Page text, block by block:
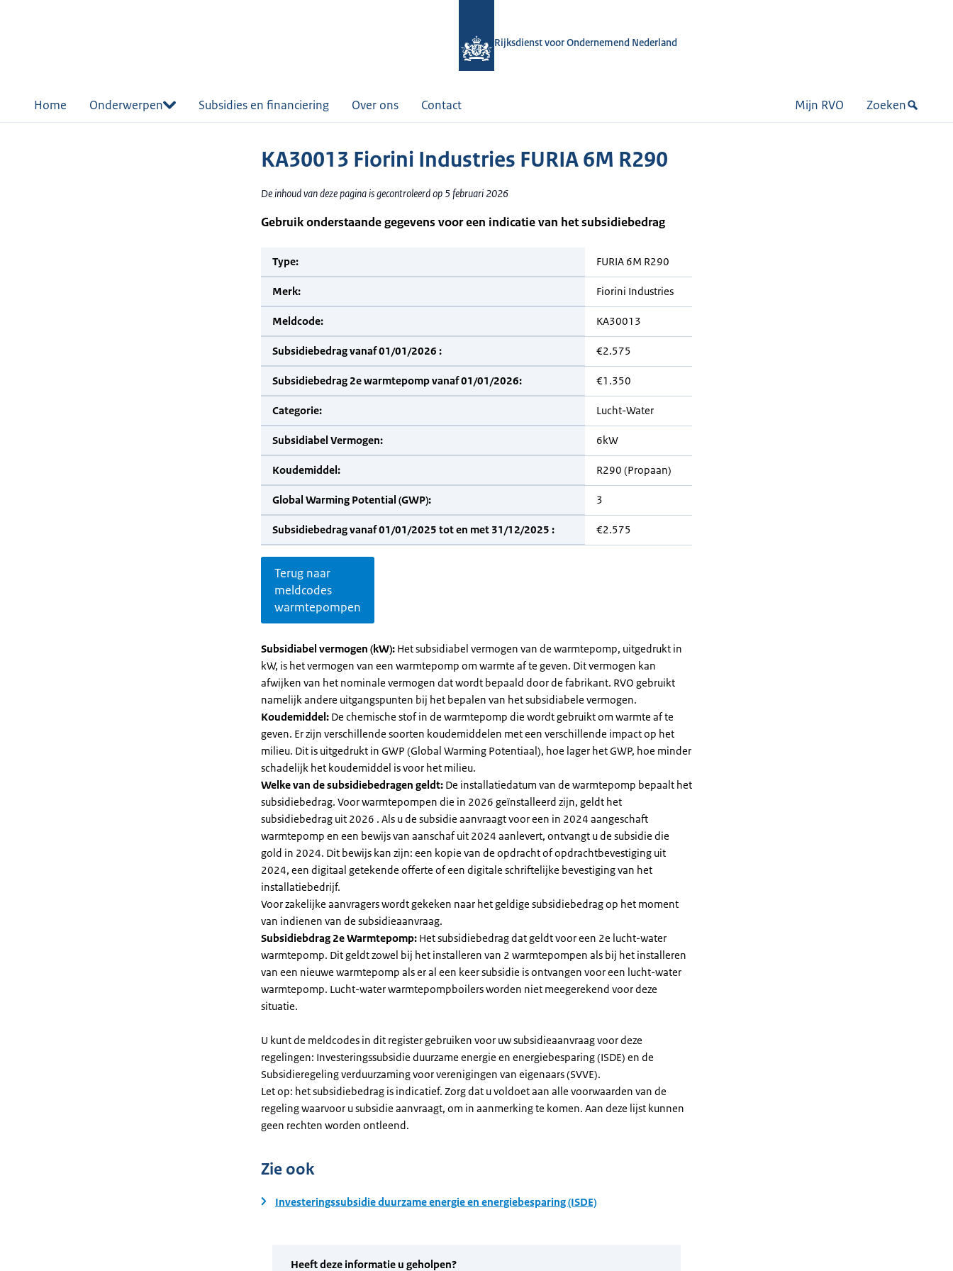
Rijksdienst voor Ondernemend Nederland
Home Onderwerpen Subsidies en financiering Over ons Contact Mijn RVO Zoeken
KA30013 Fiorini Industries FURIA 6M R290
De inhoud van deze pagina is gecontroleerd op 5 februari 2026
Gebruik onderstaande gegevens voor een indicatie van het subsidiebedrag
Type: FURIA 6M R290
Merk: Fiorini Industries
Meldcode: KA30013
Subsidiebedrag vanaf 01/01/2026 : €2.575
Subsidiebedrag 2e warmtepomp vanaf 01/01/2026: €1.350
Categorie: Lucht-Water
Subsidiabel Vermogen: 6kW
Koudemiddel: R290 (Propaan)
Global Warming Potential (GWP): 3
Subsidiebedrag vanaf 01/01/2025 tot en met 31/12/2025 : €2.575
Terug naar
meldcodes
warmtepompen
Subsidiabel vermogen (kW): Het subsidiabel vermogen van de warmtepomp, uitgedrukt in
kW, is het vermogen van een warmtepomp om warmte af te geven. Dit vermogen kan
afwijken van het nominale vermogen dat wordt bepaald door de fabrikant. RVO gebruikt
namelijk andere uitgangspunten bij het bepalen van het subsidiabele vermogen.
Koudemiddel: De chemische stof in de warmtepomp die wordt gebruikt om warmte af te
geven. Er zijn verschillende soorten koudemiddelen met een verschillende impact op het
milieu. Dit is uitgedrukt in GWP (Global Warming Potentiaal), hoe lager het GWP, hoe minder
schadelijk het koudemiddel is voor het milieu.
Welke van de subsidiebedragen geldt: De installatiedatum van de warmtepomp bepaalt het
subsidiebedrag. Voor warmtepompen die in 2026 geïnstalleerd zijn, geldt het
subsidiebedrag uit 2026 . Als u de subsidie aanvraagt voor een in 2024 aangeschaft
warmtepomp en een bewijs van aanschaf uit 2024 aanlevert, ontvangt u de subsidie die
gold in 2024. Dit bewijs kan zijn: een kopie van de opdracht of opdrachtbevestiging uit
2024, een digitaal getekende offerte of een digitale schriftelijke bevestiging van het
installatiebedrijf.
Voor zakelijke aanvragers wordt gekeken naar het geldige subsidiebedrag op het moment
van indienen van de subsidieaanvraag.
Subsidiebdrag 2e Warmtepomp: Het subsidiebedrag dat geldt voor een 2e lucht-water
warmtepomp. Dit geldt zowel bij het installeren van 2 warmtepompen als bij het installeren
van een nieuwe warmtepomp als er al een keer subsidie is ontvangen voor een lucht-water
warmtepomp. Lucht-water warmtepompboilers worden niet meegerekend voor deze
situatie.
U kunt de meldcodes in dit register gebruiken voor uw subsidieaanvraag voor deze
regelingen: Investeringssubsidie duurzame energie en energiebesparing (ISDE) en de
Subsidieregeling verduurzaming voor verenigingen van eigenaars (SVVE).
Let op: het subsidiebedrag is indicatief. Zorg dat u voldoet aan alle voorwaarden van de
regeling waarvoor u subsidie aanvraagt, om in aanmerking te komen. Aan deze lijst kunnen
geen rechten worden ontleend.
Zie ook
Investeringssubsidie duurzame energie en energiebesparing (ISDE)